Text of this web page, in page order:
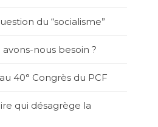
du “socialisme”
nous besoin ?
40° Congrès du PCF
qui désagrège la